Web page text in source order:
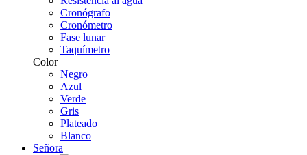
Cronógrafo
Cronómetro
Fase lunar
Taquímetro
Color
Negro
Azul
Verde
Gris
Plateado
Blanco
Señora